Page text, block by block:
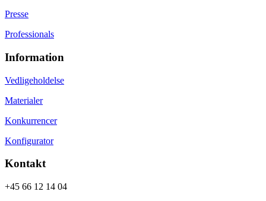
Presse
Professionals
Information
Vedligeholdelse
Materialer
Konkurrencer
Konfigurator
Kontakt
+45 66 12 14 04